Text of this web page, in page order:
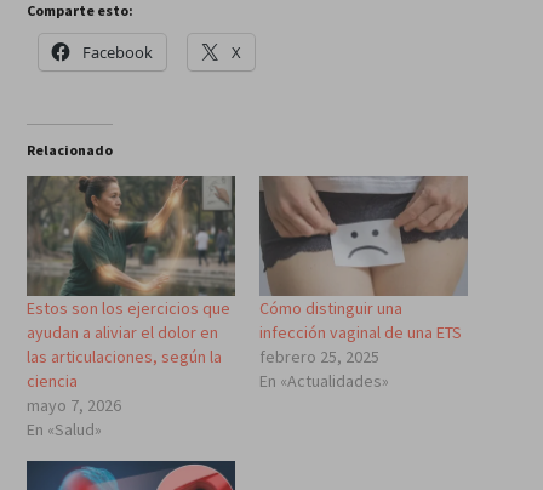
Comparte esto:
Facebook X
Relacionado
Estos son los ejercicios que
ayudan a aliviar el dolor en
las articulaciones, según la
ciencia
mayo 7, 2026
En «Salud»
Cómo distinguir una
infección vaginal de una ETS
febrero 25, 2025
En «Actualidades»